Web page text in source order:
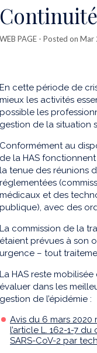
WEB PAGE - Posted on
En cette période de
mieux les activités
possible les
gestion de la situation
Conformément au
de la HAS
la tenue des réunions
réglementées
médicaux et des
publique), avec des
La commission de la
étaient prévues à son
urgence – tout
La HAS reste
évaluer dans les
gestion de l’épidémie :
Avis du 6 mars
l’article L. 162-1-7
SARS-CoV-2 par